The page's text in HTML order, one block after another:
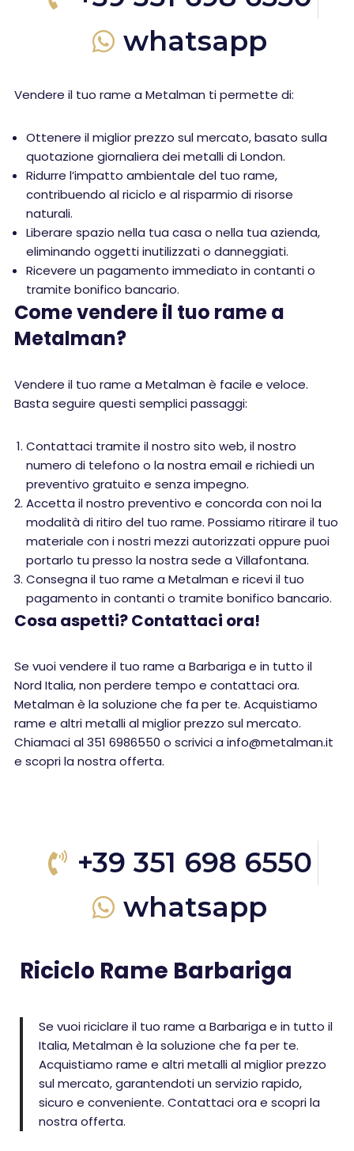
whatsapp
Vendere il tuo rame a Metalman ti permette di:
Ottenere il miglior prezzo sul mercato, basato sulla
quotazione giornaliera dei metalli di London.
Ridurre l’impatto ambientale del tuo rame,
contribuendo al riciclo e al risparmio di risorse
naturali.
Liberare spazio nella tua casa o nella tua azienda,
eliminando oggetti inutilizzati o danneggiati.
Ricevere un pagamento immediato in contanti o
tramite bonifico bancario.
Come vendere il tuo rame a
Metalman?
Vendere il tuo rame a Metalman è facile e veloce.
Basta seguire questi semplici passaggi:
Contattaci tramite il nostro sito web, il nostro
numero di telefono o la nostra email e richiedi un
preventivo gratuito e senza impegno.
Accetta il nostro preventivo e concorda con noi la
modalità di ritiro del tuo rame. Possiamo ritirare il tuo
materiale con i nostri mezzi autorizzati oppure puoi
portarlo tu presso la nostra sede a Villafontana.
Consegna il tuo rame a Metalman e ricevi il tuo
pagamento in contanti o tramite bonifico bancario.
Cosa aspetti? Contattaci ora!
Se vuoi vendere il tuo rame a Barbariga e in tutto il
Nord Italia, non perdere tempo e contattaci ora.
Metalman è la soluzione che fa per te. Acquistiamo
rame e altri metalli al miglior prezzo sul mercato.
Chiamaci al 351 6986550 o scrivici a info@metalman.it
e scopri la nostra offerta.
+39 351 698 6550
whatsapp
Riciclo Rame Barbariga
Se vuoi riciclare il tuo rame a Barbariga e in tutto il
Italia, Metalman è la soluzione che fa per te.
Acquistiamo rame e altri metalli al miglior prezzo
sul mercato, garantendoti un servizio rapido,
sicuro e conveniente. Contattaci ora e scopri la
nostra offerta.